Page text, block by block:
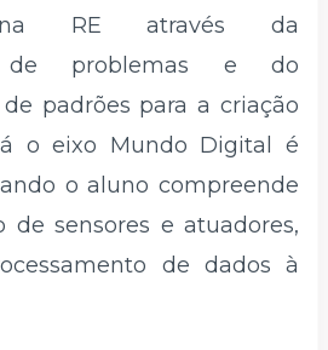
na RE através da
de problemas e do
padrões para a criação
o eixo Mundo Digital é
o aluno compreende
de sensores e atuadores,
de dados à